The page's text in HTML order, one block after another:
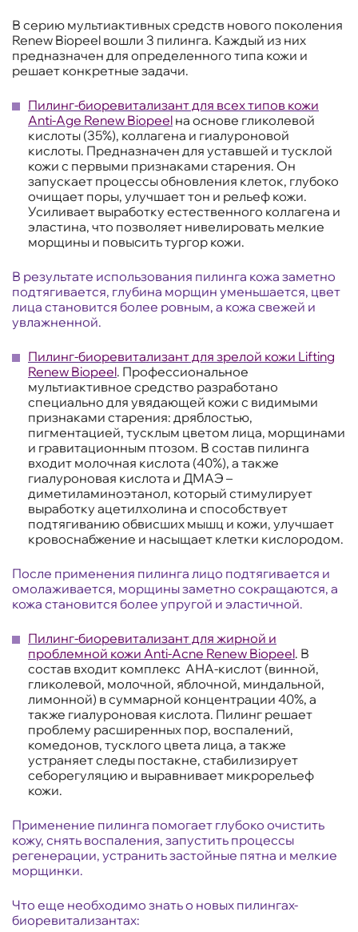
В серию мультиактивных средств нового поколения
Renew Biopeel вошли 3 пилинга. Каждый из них
предназначен для определенного типа кожи и
решает конкретные задачи.
Пилинг-биоревитализант для всех типов кожи
Anti-Age Renew Biopeel на основе гликолевой
кислоты (35%), коллагена и гиалуроновой
кислоты. Предназначен для уставшей и тусклой
кожи с первыми признаками старения. Он
запускает процессы обновления клеток, глубоко
очищает поры, улучшает тон и рельеф кожи.
Усиливает выработку естественного коллагена и
эластина, что позволяет нивелировать мелкие
морщины и повысить тургор кожи.
В результате использования пилинга кожа заметно
подтягивается, глубина морщин уменьшается, цвет
лица становится более ровным, а кожа свежей и
увлажненной.
Пилинг-биоревитализант для зрелой кожи Lifting
Renew Biopeel. Профессиональное
мультиактивное средство разработано
специально для увядающей кожи с видимыми
признаками старения: дряблостью,
пигментацией, тусклым цветом лица, морщинами
и гравитационным птозом. В состав пилинга
входит молочная кислота (40%), а также
гиалуроновая кислота и ДМАЭ –
диметиламиноэтанол, который стимулирует
выработку ацетилхолина и способствует
подтягиванию обвисших мышц и кожи, улучшает
кровоснабжение и насыщает клетки кислородом.
После применения пилинга лицо подтягивается и
омолаживается, морщины заметно сокращаются, а
кожа становится более упругой и эластичной.
Пилинг-биоревитализант для жирной и
проблемной кожи Anti-Acne Renew Biopeel. В
состав входит комплекс АНА-кислот (винной,
гликолевой, молочной, яблочной, миндальной,
лимонной) в суммарной концентрации 40%, а
также гиалуроновая кислота. Пилинг решает
проблему расширенных пор, воспалений,
комедонов, тусклого цвета лица, а также
устраняет следы постакне, стабилизирует
себорегуляцию и выравнивает микрорельеф
кожи.
Применение пилинга помогает глубоко очистить
кожу, снять воспаления, запустить процессы
регенерации, устранить застойные пятна и мелкие
морщинки.
Что еще необходимо знать о новых пилингах-
биоревитализантах: